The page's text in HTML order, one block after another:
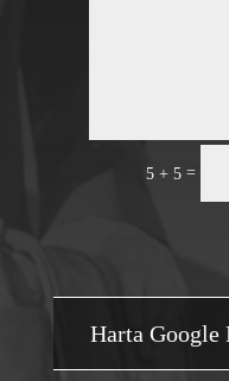
5 + 5 =
Harta